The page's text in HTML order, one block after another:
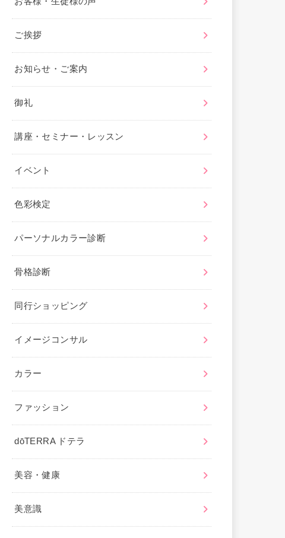
ご挨拶
お知らせ・ご案内
御礼
講座・セミナー・レッスン
イベント
色彩検定
パーソナルカラー診断
骨格診断
同行ショッピング
イメージコンサル
カラー
ファッション
dōTERRA ドテラ
美容・健康
美意識